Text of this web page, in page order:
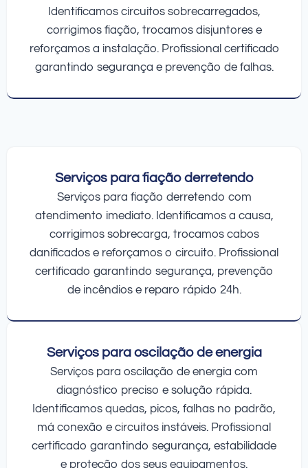
Identificamos circuitos sobrecarregados,
corrigimos fiação, trocamos disjuntores e
reforçamos a instalação. Profissional certificado
garantindo segurança e prevenção de falhas.
Serviços para fiação derretendo
Serviços para fiação derretendo com
atendimento imediato. Identificamos a causa,
corrigimos sobrecarga, trocamos cabos
danificados e reforçamos o circuito. Profissional
certificado garantindo segurança, prevenção
de incêndios e reparo rápido 24h.
Serviços para oscilação de energia
Serviços para oscilação de energia com
diagnóstico preciso e solução rápida.
Identificamos quedas, picos, falhas no padrão,
má conexão e circuitos instáveis. Profissional
certificado garantindo segurança, estabilidade
e proteção dos seus equipamentos.